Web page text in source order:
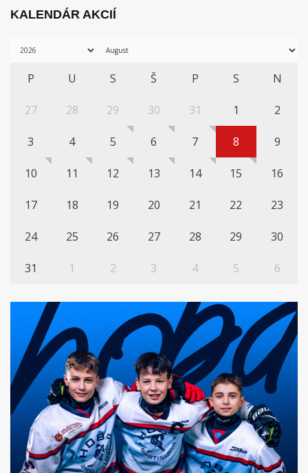
KALENDÁR AKCIÍ
P U S Š P S N
27 28 29 30 31 1 2
3 4 5 6 7 8 9
10 11 12 13 14 15 16
17 18 19 20 21 22 23
24 25 26 27 28 29 30
31 1 2 3 4 5 6